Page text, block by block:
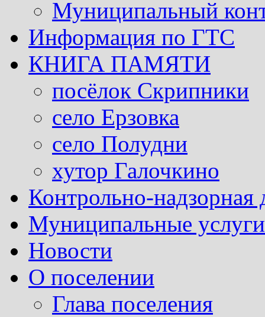
Муниципальный
Информация по ГТС
КНИГА ПАМЯТИ
посёлок Скрипники
село Ерзовка
село Полудни
хутор Галочкино
Контрольно-надзорная
Муниципальные
Новости
О поселении
Глава поселения